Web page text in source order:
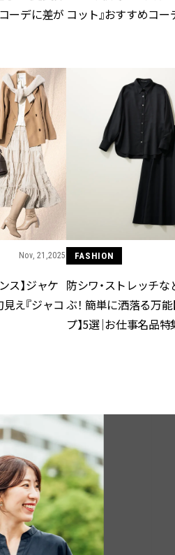
ーデに差が コット』おすすめコ
Nov, 21,2025
ス】ジャケ
え『ジャコ
FASHION
防シワ・ストレッチ
ぶ！ 簡単に洒落る万能
プ】5選｜お仕事名品特
Jul, 13, 2026
朝の“寝ぐせ直し”はもういらな